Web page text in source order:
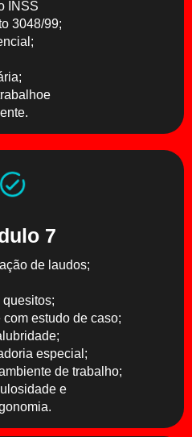
INSS
3048/99;
7
de laudos;
estudo de caso;
especial;
de trabalho;
e